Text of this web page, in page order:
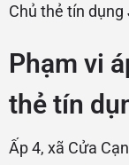
Chủ thẻ tín dụng
Phạm vi
thẻ tín
Ấp 4, xã Cửa